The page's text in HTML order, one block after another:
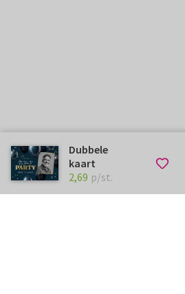
Dubbele
kaart
€ 2,69p/st.
2,69 p/st.